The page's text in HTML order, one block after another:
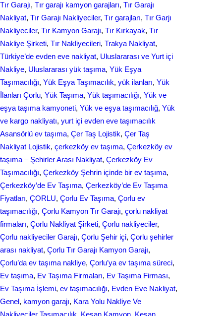
Tır Garajı, Tır garajı kamyon garajları, Tır Garajı
Nakliyat, Tır Garajı Nakliyeciler, Tır garajları, Tır Garjı
Nakliyeciler, Tır Kamyon Garajı, Tır Kırkayak, Tır
Nakliye Şirketi, Tır Nakliyecileri, Trakya Nakliyat
Türkiye’de evden eve nakliyat, Uluslararası ve Yurt içi
Nakliye, Uluslararası yük taşıma, Yük Eşya
Taşımacılığı, Yük Eşya Taşımacılık, yük ilanları, Yük
İlanları Çorlu, Yük Taşıma, Yük taşımacılığı, Yük ve
eşya taşıma kamyoneti, Yük ve eşya taşımacılığ, Yük
ve kargo nakliyatı, yurt içi evden еvе taşımacılık
Asansörlü ev taşıma, Çer Taş Lojistik, Çer Taş
Nakliyat Lojistik, çerkezköy ev taşıma, Çerkezköy ev
taşıma – Şehirler Arası Nakliyat, Çerkezköy Ev
Taşımacılığı, Çerkezköy Şehrin içinde bir ev taşıma
Çerkezköy’de Ev Taşıma, Çerkezköy’de Ev Taşıma
Fiyatları, ÇORLU, Çorlu Ev Taşıma, Çorlu ev
taşımacılığı, Çorlu Kamyon Tır Garajı, çorlu nakliyat
firmaları, Çorlu Nakliyat Şirketi, Çorlu nakliyeciler
Çorlu nakliyeciler Garajı, Çorlu Şehir içi, Çorlu şehirler
arası nakliyat, Çorlu Tır Garajı Kamyon Garajı
Çorlu’da ev taşıma nakliye, Çorlu’ya ev taşıma süreci
Ev taşıma, Ev Taşıma Firmaları, Ev Taşıma Firması
Ev Taşıma İşlemi, ev taşımacılığı, Evden Eve Nakliyat
Genel, kamyon garajı, Kara Yolu Nakliye Ve
Nakliyeciler Taşımacılık Keşan Kamyon Keşan